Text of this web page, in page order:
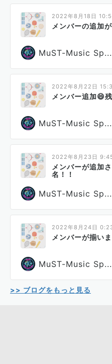
2022年8月18日
メンバーの追加
MuST-Music Sp...
2022年8月22日
メンバー追加😄
MuST-Music Sp...
2022年8月23日
メンバーが追加
名！！
MuST-Music Sp...
2022年8月24日
メンバーが揃い
MuST-Music Sp...
>> ブログをもっと見る